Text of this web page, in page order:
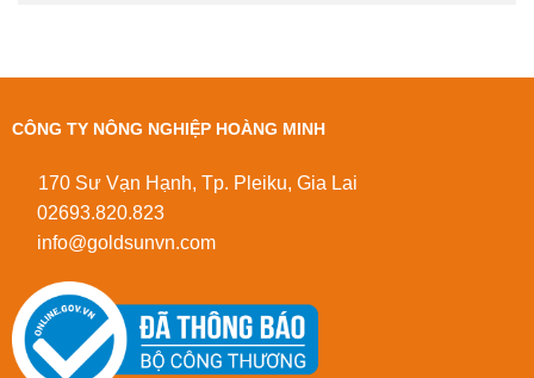
CÔNG TY NÔNG NGHIỆP HOÀNG MINH
170 Sư Vạn Hạnh, Tp. Pleiku, Gia Lai
02693.820.823
info@goldsunvn.com